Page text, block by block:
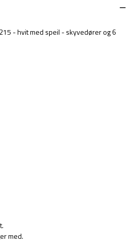
- hvit med speil - skyvedører og 6
med.